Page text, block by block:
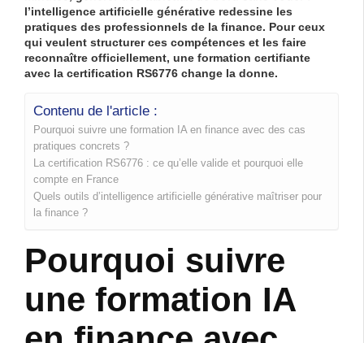
l’intelligence artificielle générative redessine les
pratiques des professionnels de la finance. Pour ceux
qui veulent structurer ces compétences et les faire
reconnaître officiellement, une formation certifiante
avec la certification RS6776 change la donne.
Contenu de l'article :
Pourquoi suivre une formation IA en finance avec des cas
pratiques concrets ?
La certification RS6776 : ce qu’elle valide et pourquoi elle
compte en France
Quels outils d’intelligence artificielle générative maîtriser pour
la finance ?
Pourquoi suivre
une formation IA